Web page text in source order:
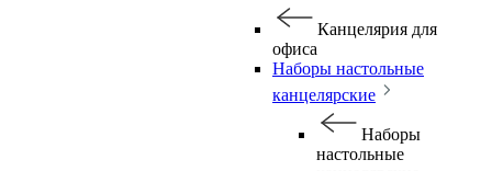
Канцелярия для
офиса
Наборы настольные
канцелярские
Наборы
настольные